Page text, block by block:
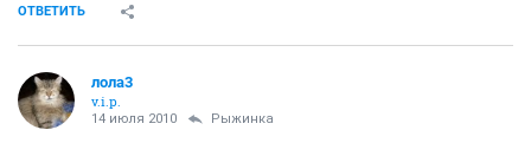
ОТВЕТИТЬ
лола3
v.i.p.
14 июля 2010 Рыжинка